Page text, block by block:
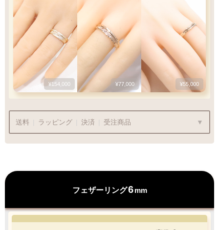
¥154,000 ¥77,000 ¥55,000
送料 ラッピング 決済 受注商品
ラッピングも承っております
プレゼント用でも安心してご利用いただけます
1商品¥1,100
フェザーリング6mm